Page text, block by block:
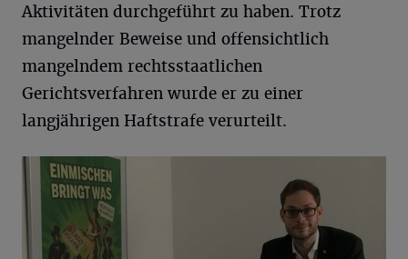
Aktivitäten durchgeführt zu haben. Trotz
mangelnder Beweise und offensichtlich
mangelndem rechtsstaatlichen
Gerichtsverfahren wurde er zu einer
langjährigen Haftstrafe verurteilt.